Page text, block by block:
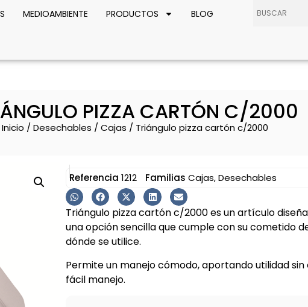
MEDIOAMBIENTE PRODUCTOS BLOG
PIZZA CARTÓN C/2000
Inicio / Desechables / Cajas / Triángulo pizza cartón c/2000
Referencia 1212 Familias Cajas,Desechables
Triángulo pizza cartón c/2000 es un artículo
una opción sencilla que cumple con su cometido
dónde se utilice.
Permite un manejo cómodo, aportando utilidad
fácil manejo.